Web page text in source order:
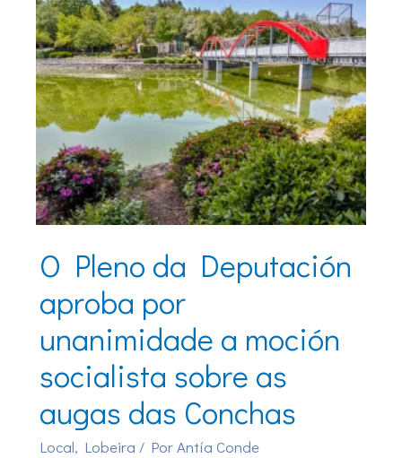
O Pleno da Deputación
aproba por
unanimidade a moción
socialista sobre as
augas das Conchas
Local, Lobeira / PorAntía Conde